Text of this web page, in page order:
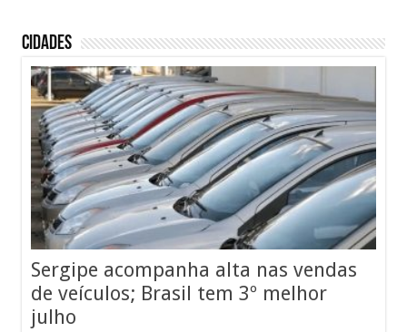
Cidades
Sergipe acompanha alta nas vendas
de veículos; Brasil tem 3º melhor
julho